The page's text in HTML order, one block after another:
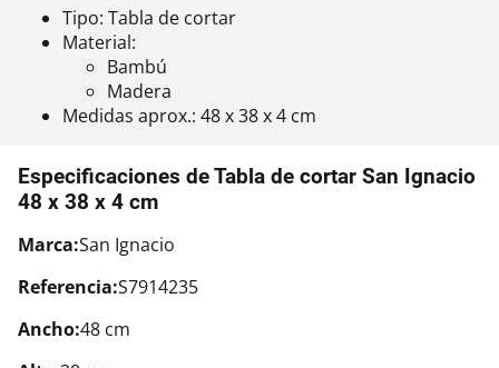
Tipo: Tabla de cortar
Material:
Bambú
Madera
Medidas aprox.: 48 x 38 x 4 cm
Especificaciones de Tabla de cortar San Ignacio
48 x 38 x 4 cm
Marca:San Ignacio
Referencia:S7914235
Ancho:48 cm